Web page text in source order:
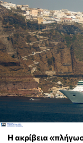
Η ακρίβεια